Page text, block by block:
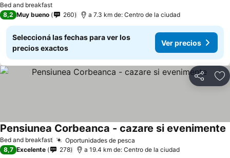
Bed and breakfast
8,2 Muy bueno 260 a 7.3 km de: Centro de la ciudad
Seleccioná las fechas para ver los
precios exactos
Ver precios
Compartir
Bed and breakfast Oportunidades de pesca
Pensiunea Corbeanca - cazare si evenimente
8,7 Excelente 278 a 19.4 km de: Centro de la ciudad